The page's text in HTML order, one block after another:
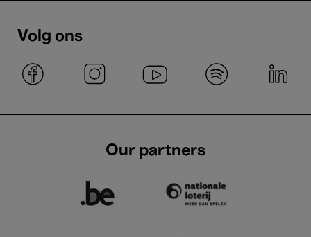
Volg ons
Our partners